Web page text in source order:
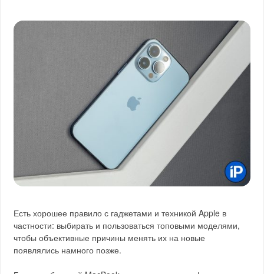
Есть хорошее правило с гаджетами и техникой Apple в
частности: выбирать и пользоваться топовыми моделями,
чтобы объективные причины менять их на новые
появлялись намного позже.